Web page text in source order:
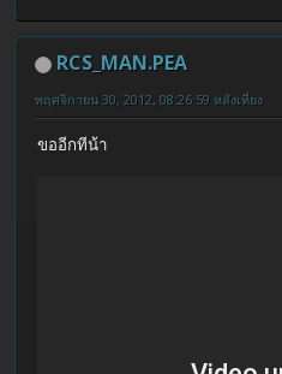
RCS_MAN.PEA
พฤศจิกายน 30, 2012, 08:26:59 หลังเที่ยง
ขออีกทีน้า